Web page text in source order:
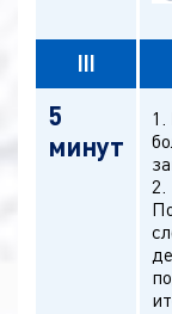
III
5
минут
1.
2.